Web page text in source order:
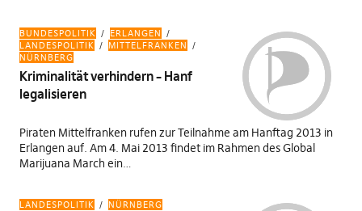
BUNDESPOLITIK
ERLANGEN
LANDESPOLITIK
MITTELFRANKEN
NÜRNBERG
Kriminalität verhindern – Hanf
legalisieren
Piraten Mittelfranken rufen zur Teilnahme am Hanftag 2013 in
Erlangen auf. Am 4. Mai 2013 findet im Rahmen des Global
Marijuana March ein…
LANDESPOLITIK NÜRNBERG